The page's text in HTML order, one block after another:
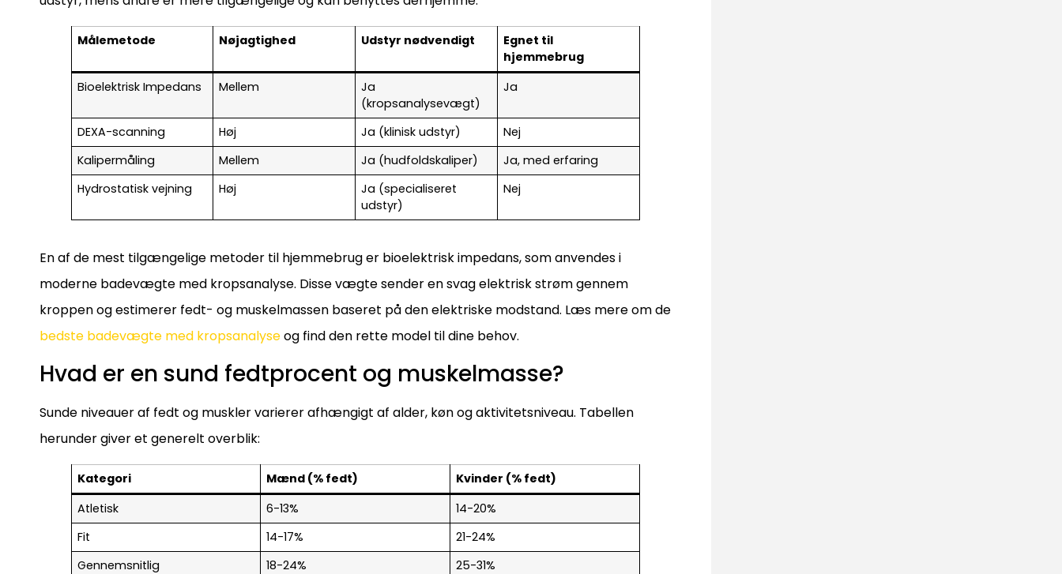
Målemetode Nøjagtighed Udstyr nødvendigt
Egnet til
hjemmebrug
Bioelektrisk Impedans
Mellem
Ja
(kropsanalysevægt)
Ja
DEXA-scanning Høj Ja (klinisk udstyr)
Nej
Kalipermåling
Mellem Ja (hudfoldskaliper)
Ja, med erfaring
Hydrostatisk vejning
Høj
Ja (specialiseret
udstyr)
Nej
En af de mest tilgængelige metoder til hjemmebrug er bioelektrisk impedans, som anvendes i
moderne badevægte med kropsanalyse. Disse vægte sender en svag elektrisk strøm gennem
kroppen og estimerer fedt- og muskelmassen baseret på den elektriske modstand. Læs mere om de
bedste badevægte med kropsanalyseog find den rette model til dine behov.
Hvad er en sund fedtprocent og muskelmasse?
Sunde niveauer af fedt og muskler varierer afhængigt af alder, køn og aktivitetsniveau. Tabellen
herunder giver et generelt overblik:
Kategori Mænd (% fedt)
Kvinder (% fedt)
Atletisk
6-13%
14-20%
Fit
14-17%
21-24%
Gennemsnitlig
18-24%
25-31%